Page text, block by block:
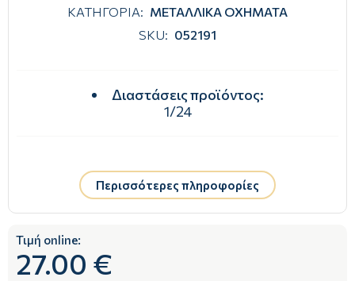
ΚΑΤΗΓΟΡΙΑ: ΜΕΤΑΛΛΙΚΑ ΟΧΗΜΑΤΑ
SKU: 052191
Διαστάσεις προϊόντος:
1/24
Περισσότερες πληροφορίες
Τιμή online:
27.00 €